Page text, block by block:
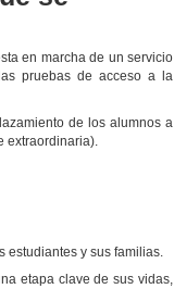
en marcha de un servicio
pruebas de acceso a la
de los alumnos a
extraordinaria).
y sus familias.
etapa clave de sus vidas,